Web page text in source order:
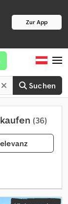
Zur App
Suchen
(36)